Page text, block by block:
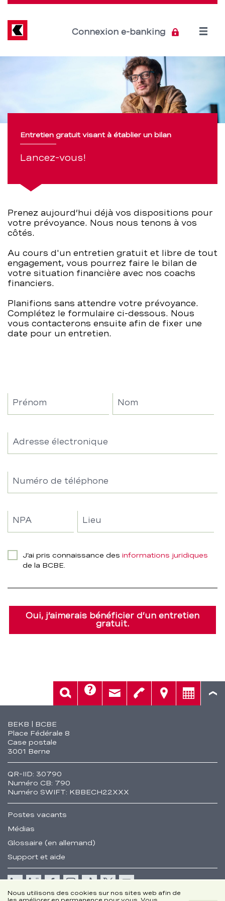
visant
établier
un
bilan
–
BCBE
Nous utilisons des cookies sur nos sites web afin de
Direkt
Inhalt
Connexion e-banking
Open
de
service
Entretien gratuit visant à établier un bilan
Lancez-vous!
Prenez aujourd’hui déjà vos dispositions pour
votre prévoyance. Nous nous tenons à vos
côtés.
Au cours d'un entretien gratuit et libre de tout
engagement, vous pourrez faire le bilan de
votre situation financière avec nos coachs
financiers.
Planifions sans attendre votre prévoyance.
Complétez le formulaire ci-dessous. Nous
vous contacterons ensuite afin de fixer une
date pour un entretien.
anmeldung
standortgespraech
Prénom Nom
Adresse électronique
Numéro de téléphone
NPA Lieu
J’ai pris connaissance des informations juridiques
de la BCBE.
Oui, j’aimerais bénéficier d’un entretien
gratuit.
Fusszeile
BEKB | BCBE
Place Fédérale 8
Case postale
3001 Berne
QR-IID: 30790
Numéro CB: 790
Numéro SWIFT: KBBECH22XXX
Postes vacants
Médias
Glossaire (en allemand)
Support et aide